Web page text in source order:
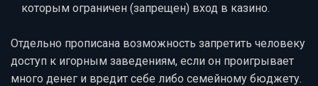
которым ограничен (запрещен) вход в казино.
Отдельно прописана возможность запретить человеку
доступ к игорным заведениям, если он проигрывает
много денег и вредит себе либо семейному бюджету.